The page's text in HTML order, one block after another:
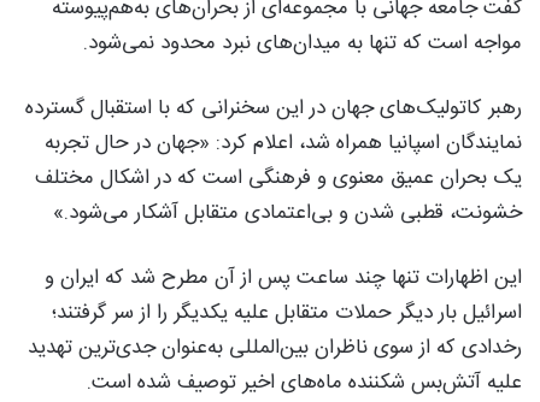
گفت جامعه جهانی با مجموعه‌ای از بحران‌های به‌هم‌پیوسته
مواجه است که تنها به میدان‌های نبرد محدود نمی‌شود.
رهبر کاتولیک‌های جهان در این سخنرانی که با استقبال گسترده
نمایندگان اسپانیا همراه شد، اعلام کرد: «جهان در حال تجربه
یک بحران عمیق معنوی و فرهنگی است که در اشکال مختلف
خشونت، قطبی شدن و بی‌اعتمادی متقابل آشکار می‌شود.»
این اظهارات تنها چند ساعت پس از آن مطرح شد که ایران و
اسرائیل بار دیگر حملات متقابل علیه یکدیگر را از سر گرفتند؛
رخدادی که از سوی ناظران بین‌المللی به‌عنوان جدی‌ترین تهدید
علیه آتش‌بس شکننده ماه‌های اخیر توصیف شده است.